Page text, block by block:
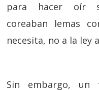
para hacer oír
coreaban lemas
necesita, no a la ley
Sin embargo, un